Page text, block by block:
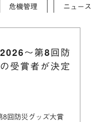
危機管理
ニュース
〜第8回防
受賞者が決定
8回防災グッズ⼤賞